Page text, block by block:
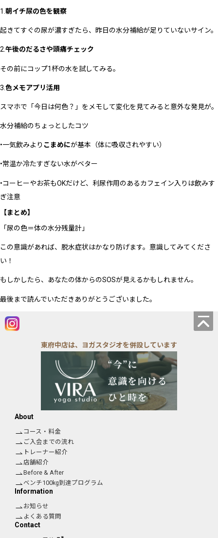
1. 朝イチ尿の色を観察
起きてすぐの尿が濃すぎたら、昨日の水分補給が足りていないサイン。
2.午後のだるさや頭痛チェック
その前にコップ1杯の水を試してみる。
3. 色メモアプリ活用
スマホで「今日は何色？」をメモして変化を見てみると意外な発見が。
水分補給のちょっとしたコツ
•一気飲みより こまめにが基本（体に吸収されやすい）
•常温か冷たすぎない水がベター
•コーヒーやお茶もOKだけど、利尿作用のあるカフェイン入りは飲みす
ぎ注意
【まとめ】
「尿の色＝体の水分残量計」
この意識があれば、脱水症状はかなり防げます。意識してみてくださ
い！
もしかしたら、あなたの体からのSOSが見えるかもしれません。
最後まで読んでいただきありがとうございました。
東府中店は、ヨガスタジオを併設しています
About
コース・料金
ご入会までの流れ
トレーナー紹介
店舗紹介
Before & After
ベンチ100kg到達プログラム
Information
お知らせ
よくある質問
Contact